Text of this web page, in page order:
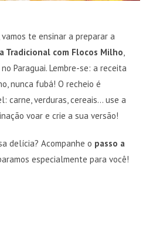
te ensinar a preparar a
Tradicional com Flocos Milho,
Paraguai. Lembre-se: a receita
nunca fubá! O recheio é
carne, verduras, cereais… use a
voar e crie a sua versão!
delícia? Acompanhe o passo a
especialmente para você!